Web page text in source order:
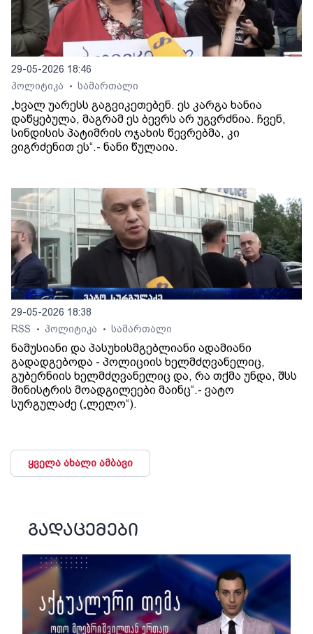
29-05-2026 18:46
პოლიტიკა
• სამართალი
„ხვალ უარესს გაგვიკეთებენ. ეს კარგა ხანია
დაწყებულა, მაგრამ ეს ბევრს არ უგვრძნია. ჩვენ,
სინდისის პატიმრის ოჯახის წევრებმა, კი
ვიგრძენით ეს“.- ნანი წულაია.
29-05-2026 18:38
RSS
• პოლიტიკა • სამართალი
ნამუსიანი და პასუხისმგებლიანი ადამიანი
გადადგებოდა - პოლიციის ხელმძღვანელიც,
გუბერნიის ხელმძღვანელიც და, რა თქმა უნდა, შსს
მინისტრის მოადგილეები მაინც“.- ვატო
სურგულაძე („ლელო“).
ყველა ახალი ამბავი
გადაცემები